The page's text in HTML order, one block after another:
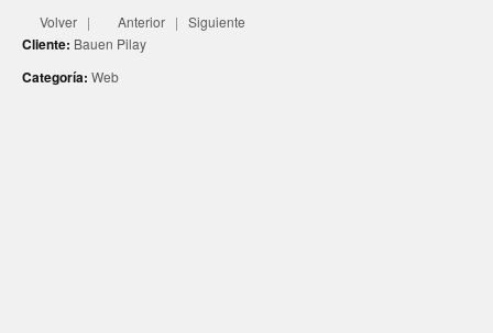
Volver | Anterior | Siguiente
Cliente: Bauen Pilay
Categoría: Web